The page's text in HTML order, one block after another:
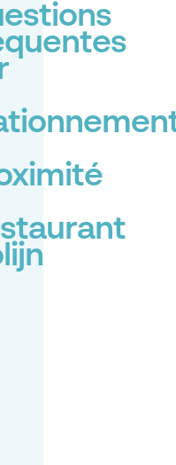
t-il un
près du
à
?